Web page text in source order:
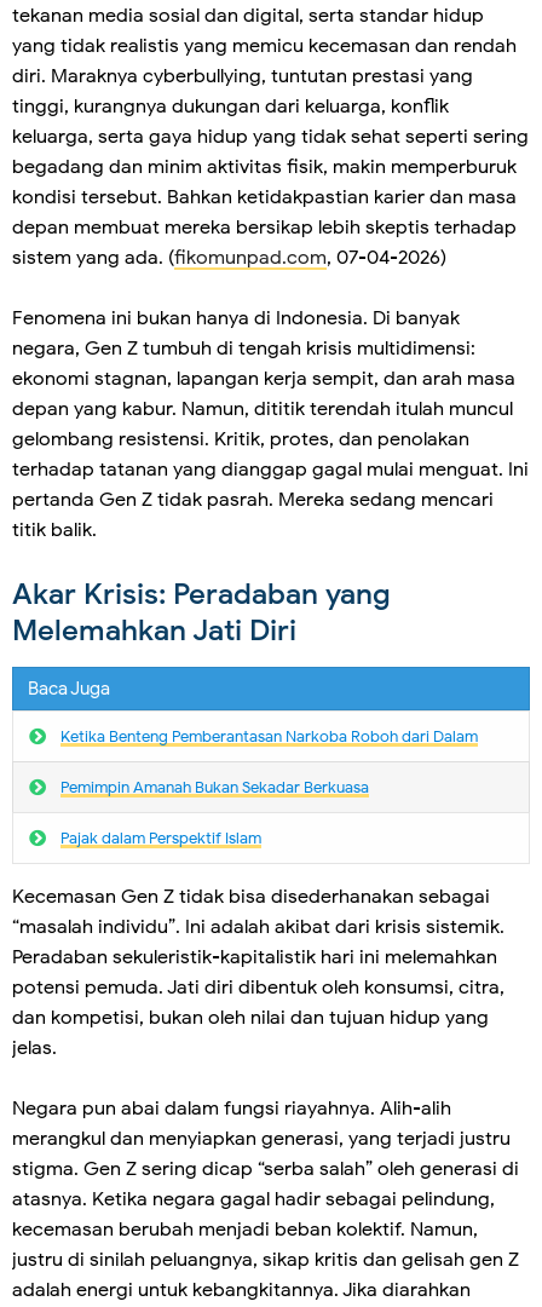
tekanan media sosial dan digital, serta standar hidup
yang tidak realistis yang memicu kecemasan dan rendah
diri. Maraknya cyberbullying, tuntutan prestasi yang
tinggi, kurangnya dukungan dari keluarga, konflik
keluarga, serta gaya hidup yang tidak sehat seperti sering
begadang dan minim aktivitas fisik, makin memperburuk
kondisi tersebut. Bahkan ketidakpastian karier dan masa
depan membuat mereka bersikap lebih skeptis terhadap
sistem yang ada. (fikomunpad.com, 07-04-2026)
Fenomena ini bukan hanya di Indonesia. Di banyak
negara, Gen Z tumbuh di tengah krisis multidimensi:
ekonomi stagnan, lapangan kerja sempit, dan arah masa
depan yang kabur. Namun, dititik terendah itulah muncul
gelombang resistensi. Kritik, protes, dan penolakan
terhadap tatanan yang dianggap gagal mulai menguat. Ini
pertanda Gen Z tidak pasrah. Mereka sedang mencari
titik balik.
Akar Krisis: Peradaban yang
Melemahkan Jati Diri
Baca Juga
Ketika Benteng Pemberantasan Narkoba Roboh dari Dalam
Pemimpin Amanah Bukan Sekadar Berkuasa
Pajak dalam Perspektif Islam
Kecemasan Gen Z tidak bisa disederhanakan sebagai
“masalah individu”. Ini adalah akibat dari krisis sistemik.
Peradaban sekuleristik-kapitalistik hari ini melemahkan
potensi pemuda. Jati diri dibentuk oleh konsumsi, citra,
dan kompetisi, bukan oleh nilai dan tujuan hidup yang
jelas.
Negara pun abai dalam fungsi riayahnya. Alih-alih
merangkul dan menyiapkan generasi, yang terjadi justru
stigma. Gen Z sering dicap “serba salah” oleh generasi di
atasnya. Ketika negara gagal hadir sebagai pelindung,
kecemasan berubah menjadi beban kolektif. Namun,
justru di sinilah peluangnya, sikap kritis dan gelisah gen Z
adalah energi untuk kebangkitannya. Jika diarahkan